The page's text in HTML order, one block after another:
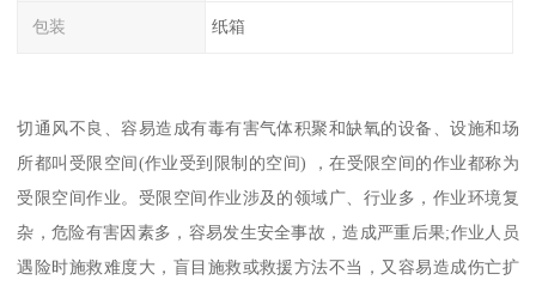
包装 纸箱
切通风不良、容易造成有毒有害气体积聚和缺氧的设备、设施和场
所都叫受限空间(作业受到限制的空间) ，在受限空间的作业都称为
受限空间作业。受限空间作业涉及的领域广、行业多，作业环境复
杂，危险有害因素多，容易发生安全事故，造成严重后果;作业人员
遇险时施救难度大，盲目施救或救援方法不当，又容易造成伤亡扩